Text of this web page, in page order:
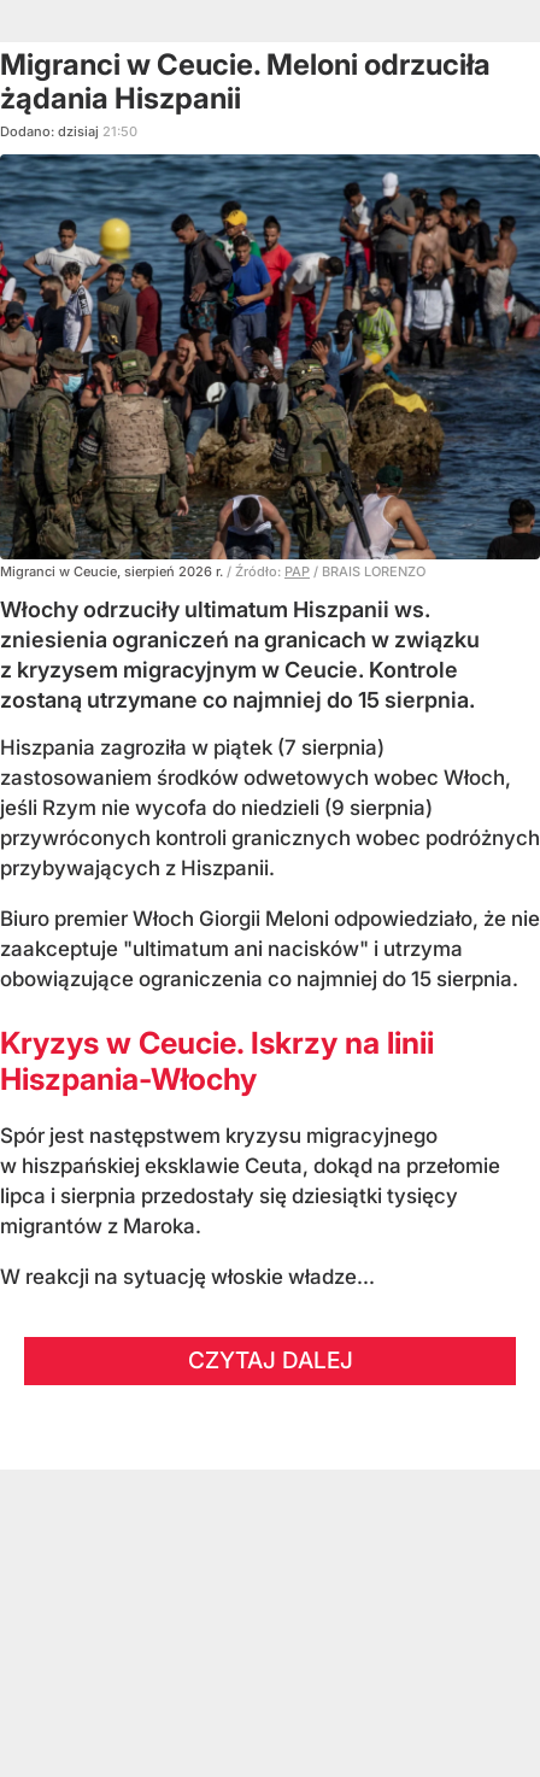
Migranci w Ceucie. Meloni odrzuciła
żądania Hiszpanii
Dodano: dzisiaj 21:50
Migranci w Ceucie, sierpień 2026 r. / Źródło: PAP / BRAIS LORENZO
Włochy odrzuciły ultimatum Hiszpanii ws.
zniesienia ograniczeń na granicach w związku
z kryzysem migracyjnym w Ceucie. Kontrole
zostaną utrzymane co najmniej do 15 sierpnia.
Hiszpania zagroziła w piątek (7 sierpnia)
zastosowaniem środków odwetowych wobec Włoch,
jeśli Rzym nie wycofa do niedzieli (9 sierpnia)
przywróconych kontroli granicznych wobec podróżnych
przybywających z Hiszpanii.
Biuro premier Włoch Giorgii Meloni odpowiedziało, że nie
zaakceptuje "ultimatum ani nacisków" i utrzyma
obowiązujące ograniczenia co najmniej do 15 sierpnia.
Kryzys w Ceucie. Iskrzy na linii
Hiszpania-Włochy
Spór jest następstwem kryzysu migracyjnego
w hiszpańskiej eksklawie Ceuta, dokąd na przełomie
lipca i sierpnia przedostały się dziesiątki tysięcy
migrantów z Maroka.
W reakcji na sytuację włoskie władze...
CZYTAJ DALEJ